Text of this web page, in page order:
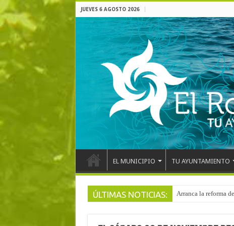
JUEVES 6 AGOSTO 2026
EL MUNICIPIO TU AYUNTAMIENTO
ÚLTIMAS NOTICIAS: El pentacampeón